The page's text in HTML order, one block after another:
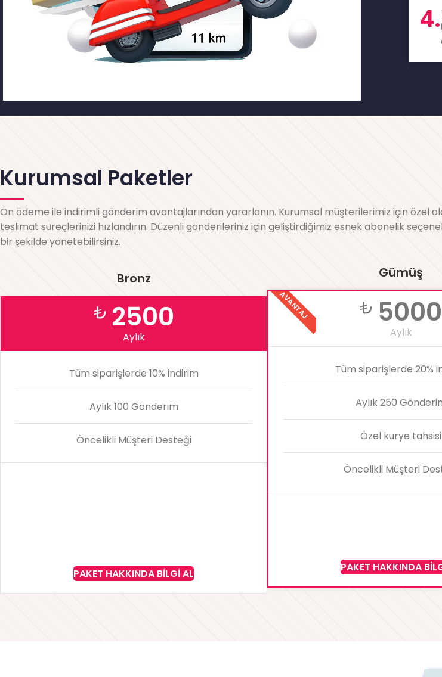
4.
Kurumsal Paketler
Ön ödeme ile indirimli gönderim avantajlarından yararlanın. Kurumsal müşterilerimiz için
teslimat süreçlerinizi hızlandırın. Düzenli gönderileriniz için geliştirdiğimiz esnek abonelik
bir şekilde yönetebilirsiniz.
Bronz
₺ 2500
Aylık
Tüm siparişlerde 10% indirim
Aylık 100 Gönderim
Öncelikli Müşteri Desteği
PAKET HAKKINDA BILGI AL
Gümüş
AVANTAJ ₺ 5000
Aylık
Tüm siparişlerde 20%
Aylık 250
Özel kurye tahsisi
Öncelikli Müşteri
PAKET HAKKINDA